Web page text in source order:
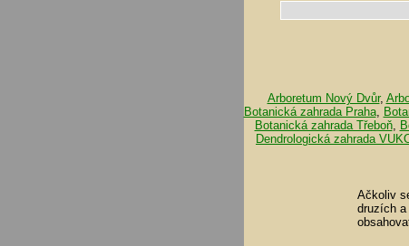
Arboretum Nový Dvůr,
Botanická zahrada Praha,
Botanická zahrada Třeboň,
Dendrologická zahrada
Ačkoliv
druzích